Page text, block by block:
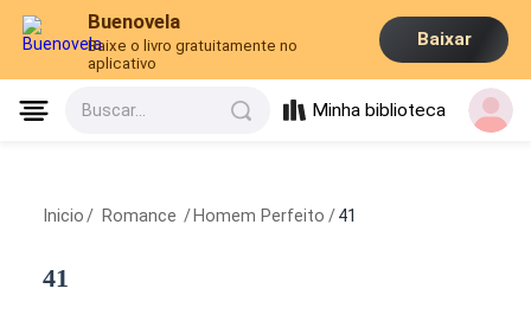
Buenovela
Baixe o livro gratuitamente no
aplicativo
Baixar
Buscar... Minha biblioteca
Inicio / Romance / Homem Perfeito / 41
41